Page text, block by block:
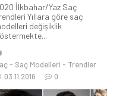
İlkbahar/Yaz Saç
Yıllara göre saç
değişiklik
Saç Modelleri
Trendler
03.11.2016
0